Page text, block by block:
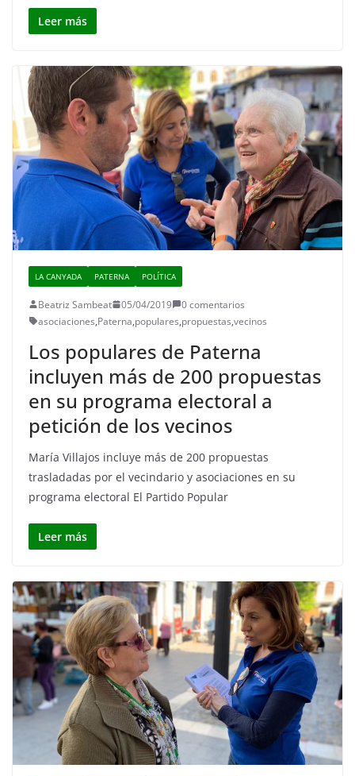
Leer más
LA CANYADA PATERNA POLÍTICA
Beatriz Sambeat 05/04/2019
0 comentarios
asociaciones,Paterna,populares,propuestas,vecinos
Los populares de Paterna
incluyen más de 200 propuestas
en su programa electoral a
petición de los vecinos
María Villajos incluye más de 200 propuestas
trasladadas por el vecindario y asociaciones en su
programa electoral El Partido Popular
Leer más